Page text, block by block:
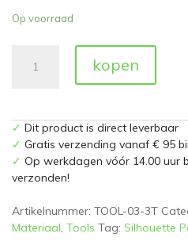
Op voorraad
Spatula
kopen
✓ Dit product is direct leverbaar
✓ Gratis verzending vanaf € 95
✓ Op werkdagen vóór 14.00 uur
verzonden!
Artikelnummer: TOOL-03-3T
Materiaal, Tools Tag: Silhouette